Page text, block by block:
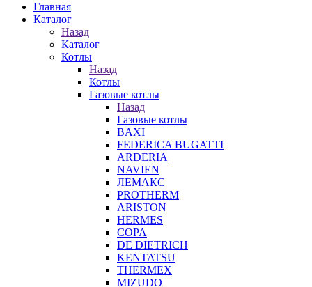
Главная
Каталог
Назад
Каталог
Котлы
Назад
Котлы
Газовые котлы
Назад
Газовые котлы
BAXI
FEDERICA BUGATTI
ARDERIA
NAVIEN
ЛЕМАКС
PROTHERM
ARISTON
HERMES
COPA
DE DIETRICH
KENTATSU
THERMEX
MIZUDO